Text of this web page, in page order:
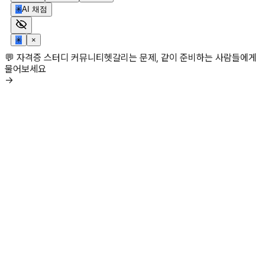
✳AI 채점
✳ ×
💬 자격증 스터디 커뮤니티헷갈리는 문제, 같이 준비하는 사람들에게
물어보세요
→